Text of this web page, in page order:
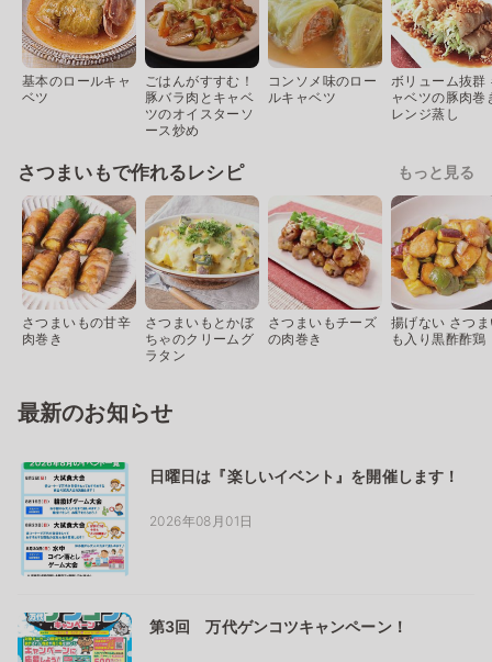
基本のロールキャ
ベツ
ごはんがすすむ！
豚バラ肉とキャベ
ツのオイスターソ
ース炒め
コンソメ味のロー
ルキャベツ
ボリューム抜群
ャベツの豚肉巻
レンジ蒸し
さつまいもで作れるレシピ もっと見る
さつまいもの甘辛
肉巻き
さつまいもとかぼ
ちゃのクリームグ
ラタン
さつまいもチーズ
の肉巻き
揚げない さつ
も入り黒酢酢鶏
最新のお知らせ
日曜日は『楽しいイベント』を開催します！
2026年08月01日
第3回 万代ゲンコツキャンペーン！